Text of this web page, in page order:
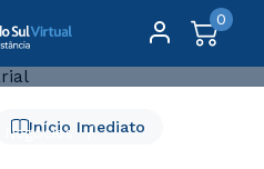
0
meses
Início Imediato